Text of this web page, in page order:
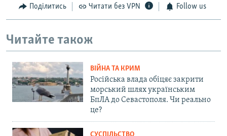
Поділитись Читати без VPN Follow us
Читайте також
ВІЙНА ТА КРИМ
Російська влада обіцяє закрити
морський шлях українським
БпЛА до Севастополя. Чи реально
це?